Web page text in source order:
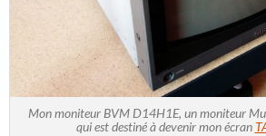
Mon moniteur BVM D14H1E, un moniteur
qui est destiné à devenir mon écran